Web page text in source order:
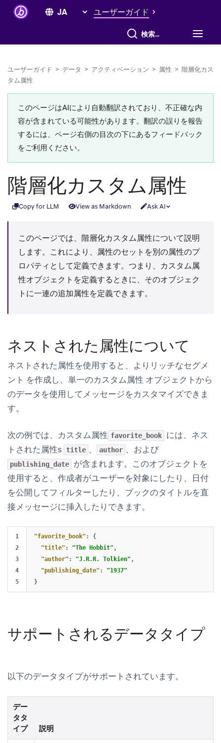
ユーザーガイド
すべて検索
ユーザーガイド > データ > アクティベーション > 属性 > 階層化カス
タム属性
このページはAIにより自動翻訳されており、不正確な内
容が含まれている可能性があります。翻訳の誤りを報告
するには、ページ右側の目次の下にあるフィードバック
をご利用ください。
階層化カスタム属性
Copy for LLM View as Markdown Ask AI
このページでは、階層化カスタム属性について説明
します。これにより、属性のセットを別の属性のプ
ロパティとして定義できます。つまり、カスタム属
性オブジェクトを定義するときに、そのオブジェク
トに一連の追加属性を定義できます。
ネストされた属性について
ネストされた属性を使用すると、よりリッチなセグメ
ント を作成し、単一のカスタム属性 オブジェクトから
のデータを使用してメッセージをカスタマイズできま
す。
次の例では、カスタム属性 favorite_book
には、ネス
トされた属性s title 、 author 、および
publishing_date
が含まれます。このオブジェクトを
使用すると、作成者がユーザーを対象にしたり、日付
を公開してフィルターしたり、ブックのタイトルを直
接メッセージに挿入したりできます。
1
2
3
4
"favorite_book" :
{
"title" : "The Hobbit" ,
"author" : "J.R.R. Tolkien" ,
"publishing_date" :
"1937"
}
サポートされるデータタイプ
以下のデータタイプがサポートされています。
デー
タタ
イプ
説明